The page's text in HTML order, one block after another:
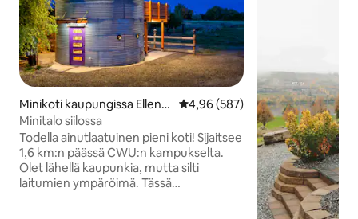
Minikoti kaupungissa Ellens
burg
Keskimääräinen arvio 4,96/5,
4,96 (587)
Minitalo siilossa
Todella ainutlaatuinen pieni koti! Sijaitsee
1,6 km:n päässä CWU:n kampukselta.
Olet lähellä kaupunkia, mutta silti
laitumien ympäröimä. Tässä